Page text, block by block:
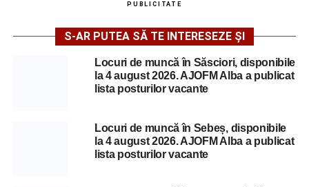
PUBLICITATE
S-AR PUTEA SĂ TE INTERESEZE ȘI
Locuri de muncă în Săsciori, disponibile
la 4 august 2026. AJOFM Alba a publicat
lista posturilor vacante
Locuri de muncă în Sebeș, disponibile
la 4 august 2026. AJOFM Alba a publicat
lista posturilor vacante